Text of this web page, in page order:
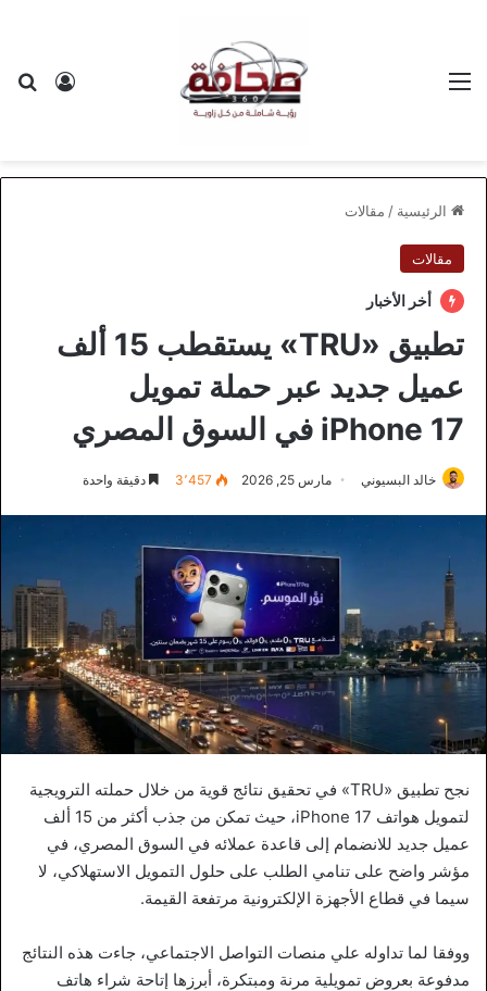
الرئيسية / مقالات
مقالات
أخر الأخبار
تطبيق «TRU» يستقطب 15 ألف
عميل جديد عبر حملة تمويل
iPhone 17 في السوق المصري
خالد البسيوني مارس 25, 2026 3٬457 دقيقة واحدة
نجح تطبيق «TRU» في تحقيق نتائج قوية من خلال حملته الترويجية
لتمويل هواتف iPhone 17، حيث تمكن من جذب أكثر من 15 ألف
عميل جديد للانضمام إلى قاعدة عملائه في السوق المصري، في
مؤشر واضح على تنامي الطلب على حلول التمويل الاستهلاكي، لا
سيما في قطاع الأجهزة الإلكترونية مرتفعة القيمة.
ووفقا لما تداوله علي منصات التواصل الاجتماعي، جاءت هذه النتائج
مدفوعة بعروض تمويلية مرنة ومبتكرة، أبرزها إتاحة شراء هاتف